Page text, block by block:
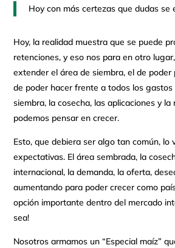
Hoy con más certezas que dudas se
Hoy, la realidad muestra que se puede
retenciones, y eso nos para en otro
extender el área de siembra, el de
de poder hacer frente a todos los gastos
siembra, la cosecha, las aplicaciones y la
podemos pensar en crecer.
Esto, que debiera ser algo tan común, lo
expectativas. El área sembrada, la
internacional, la demanda, la oferta,
aumentando para poder crecer como
opción importante dentro del mercado
sea!
Nosotros armamos un “Especial maíz”